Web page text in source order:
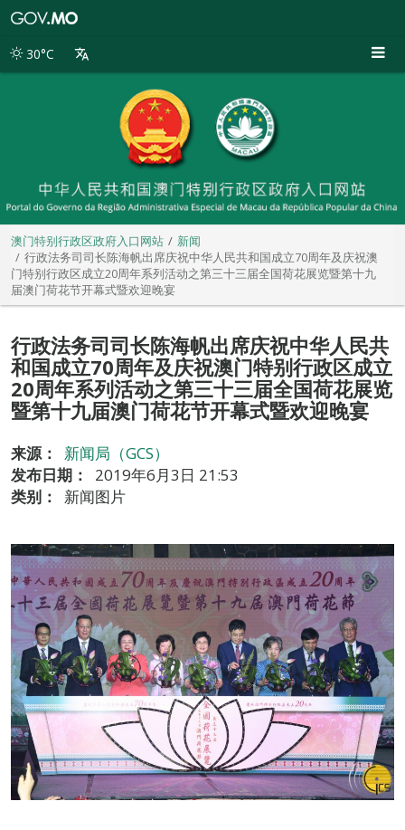
别
30°C
澳门特别行政区政府入口网站
新闻
行政法务司司长陈海帆出席庆祝中华人民共和国成立70周年及庆祝澳
门特别行政区成立20周年系列活动之第三十三届全国荷花展览暨第十九
届澳门荷花节开幕式暨欢迎晚宴
行政法务司司长陈海帆出席庆祝中华人民共
和国成立70周年及庆祝澳门特别行政区成立
20周年系列活动之第三十三届全国荷花展览
暨第十九届澳门荷花节开幕式暨欢迎晚宴
来源：
新闻局（GCS）
发布日期：
2019年6月3日 21:53
类别：
新闻图片